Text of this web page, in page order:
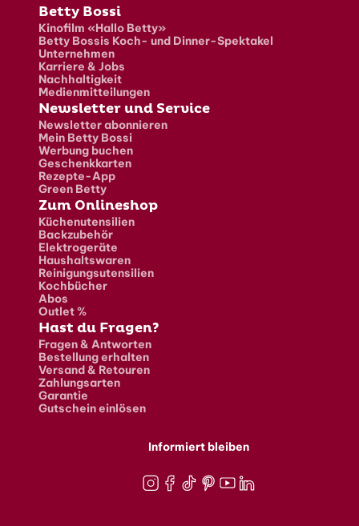
Fusszeile
Betty Bossi
Kinofilm «Hallo Betty»
Betty Bossis Koch- und Dinner-Spektakel
Unternehmen
Karriere & Jobs
Nachhaltigkeit
Medienmitteilungen
Newsletter und Service
Newsletter abonnieren
Mein Betty Bossi
Werbung buchen
Geschenkkarten
Rezepte-App
Green Betty
Zum Onlineshop
Küchenutensilien
Backzubehör
Elektrogeräte
Haushaltswaren
Reinigungsutensilien
Kochbücher
Abos
Outlet %
Hast du Fragen?
Fragen & Antworten
Bestellung erhalten
Versand & Retouren
Zahlungsarten
Garantie
Gutschein einlösen
Informiert bleiben